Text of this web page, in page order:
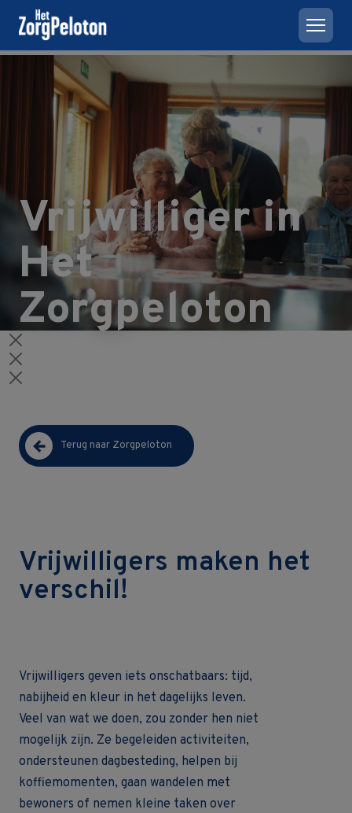
Vrijwilliger in
Het
Zorgpeloton
Terug naar Zorgpeloton
Vrijwilligers maken het
verschil!
Vrijwilligers geven iets onschatbaars: tijd,
nabijheid en kleur in het dagelijks leven.
Veel van wat we doen, zou zonder hen niet
mogelijk zijn. Ze begeleiden activiteiten,
ondersteunen dagbesteding, helpen bij
koffiemomenten, gaan wandelen met
bewoners of nemen kleine taken over